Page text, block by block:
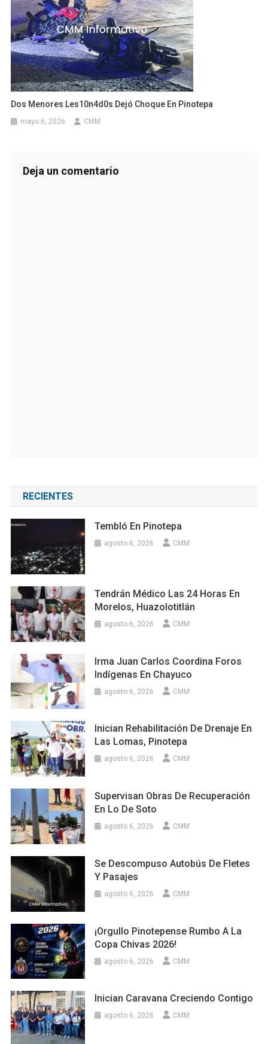
Dos Menores Les10n4d0s Dejó Choque En Pinotepa
mayo 6, 2026 CMM
Deja un comentario
RECIENTES
Tembló En Pinotepa
agosto 6, 2026 CMM
Tendrán Médico Las 24 Horas En
Morelos, Huazolotitlán
agosto 6, 2026 CMM
Irma Juan Carlos Coordina Foros
Indígenas En Chayuco
agosto 6, 2026 CMM
Inician Rehabilitación De Drenaje En
Las Lomas, Pinotepa
agosto 6, 2026 CMM
Supervisan Obras De Recuperación
En Lo De Soto
agosto 6, 2026 CMM
Se Descompuso Autobús De Fletes
Y Pasajes
agosto 6, 2026 CMM
¡Orgullo Pinotepense Rumbo A La
Copa Chivas 2026!
agosto 6, 2026 CMM
Inician Caravana Creciendo Contigo
agosto 6, 2026 CMM